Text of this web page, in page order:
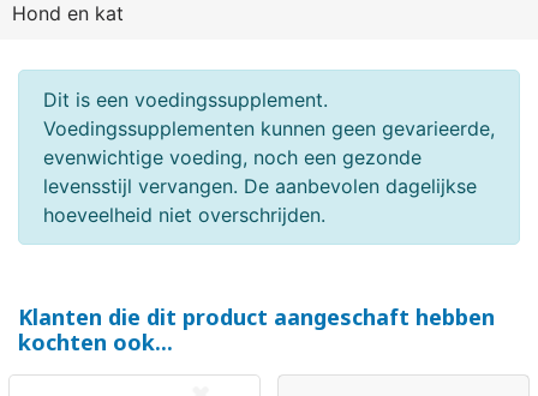
Hond en kat
Dit is een voedingssupplement.
Voedingssupplementen kunnen geen gevarieerde,
evenwichtige voeding, noch een gezonde
levensstijl vervangen. De aanbevolen dagelijkse
hoeveelheid niet overschrijden.
Klanten die dit product aangeschaft hebben
kochten ook...